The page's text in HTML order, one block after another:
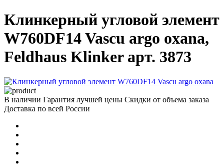
Клинкерный угловой элемент
W760DF14 Vascu argo oxana,
Feldhaus Klinker арт. 3873
В наличии Гарантия лучшей цены Скидки от объема заказа
Доставка по всей России